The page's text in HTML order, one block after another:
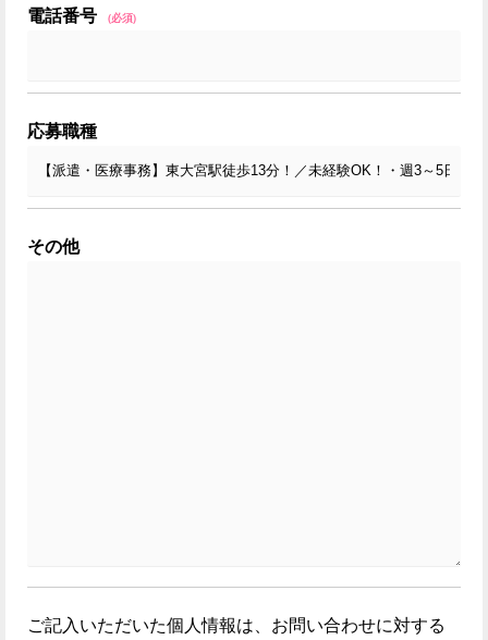
電話番号 (必須)
応募職種
その他
ご記入いただいた個人情報は、お問い合わせに対する